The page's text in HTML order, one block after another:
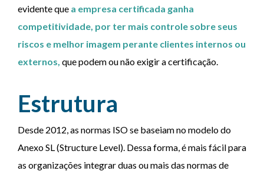
evidente que a empresa certificada ganha
competitividade, por ter mais controle sobre seus
riscos e melhor imagem perante clientes internos ou
externos, que podem ou não exigir a certificação.
Estrutura
Desde 2012, as normas ISO se baseiam no modelo do
Anexo SL (Structure Level). Dessa forma, é mais fácil para
as organizações integrar duas ou mais das normas de